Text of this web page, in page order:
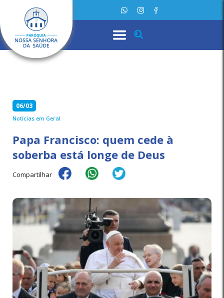
06/03
Notícias em Geral
Papa Francisco: quem cede à
soberba está longe de Deus
Compartilhar